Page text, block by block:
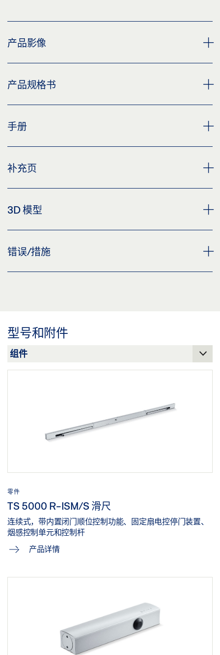
产品影像
闭门器系统 TS 5000 R-ISM/0 SOFTCLOSE / ECLINE 带硬
下载 (PNG)
标签义务: © GEZE GmbH
产品规格书
手册
闭门器 TS 5000 ECLINE
补充页
CUSTOMER INFORMATION DOOR CLOSER
3D 模型
图纸 TS 5000 和变体版本，带 R 滑轨和安装板，在合页
图纸 TS 5000 和变体版本，带 R 滑轨，无安装板，在合
页侧门扇安装
盖泽三维模型 TS 5000 R-ISM 安装板
盖泽三维模型 TS 5000 R-ISM 安装板
下载 (.STP | 5 MB)
分享
错误/措施
下载 (.PDF | 278 KB)
型号和附件
零件
TS 5000 R-ISM/S 滑尺
连续式，带内置闭门顺位控制功能、固定扇电控停门装置、
烟感控制单元和控制杆
产品详情